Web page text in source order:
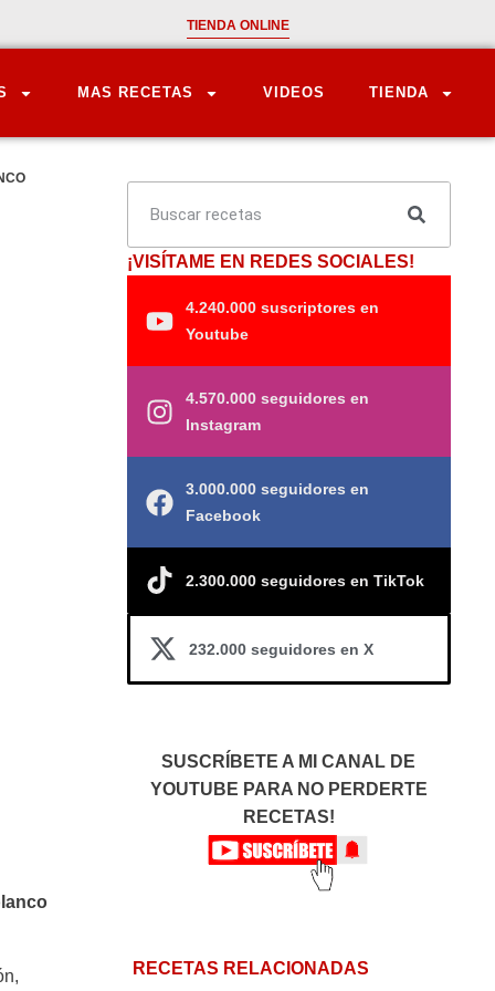
TIENDA ONLINE
MAS RECETAS VIDEOS TIENDA
¡VISÍTAME EN REDES SOCIALES!
4.240.000 suscriptores en
Youtube
4.570.000 seguidores en
Instagram
3.000.000 seguidores en
Facebook
2.300.000 seguidores en TikTok
232.000 seguidores en X
SUSCRÍBETE A MI CANAL DE
YOUTUBE PARA NO PERDERTE
RECETAS!
RECETAS RELACIONADAS